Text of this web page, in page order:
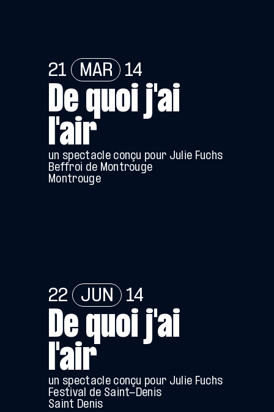
21 MAR 14
De quoi j'ai
l'air
un spectacle conçu pour Julie Fuchs
Beffroi de Montrouge
Montrouge
22 JUN 14
De quoi j'ai
l'air
un spectacle conçu pour Julie Fuchs
Festival de Saint-Denis
Saint Denis